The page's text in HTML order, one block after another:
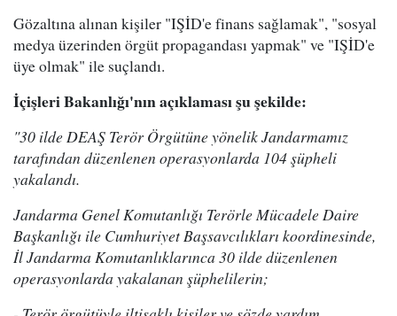
Gözaltına alınan kişiler "IŞİD'e finans sağlamak", "sosyal
medya üzerinden örgüt propagandası yapmak" ve "IŞİD'e
üye olmak" ile suçlandı.
İçişleri Bakanlığı'nın açıklaması şu şekilde:
"30 ilde DEAŞ Terör Örgütüne yönelik Jandarmamız
tarafından düzenlenen operasyonlarda 104 şüpheli
yakalandı.
Jandarma Genel Komutanlığı Terörle Mücadele Daire
Başkanlığı ile Cumhuriyet Başsavcılıkları koordinesinde,
İl Jandarma Komutanlıklarınca 30 ilde düzenlenen
operasyonlarda yakalanan şüphelilerin;